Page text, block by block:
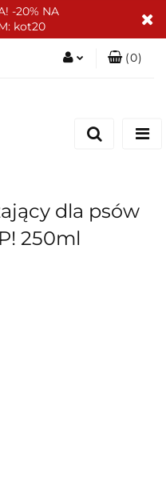
-20% NA
kot20
(0)
dla psów
250ml